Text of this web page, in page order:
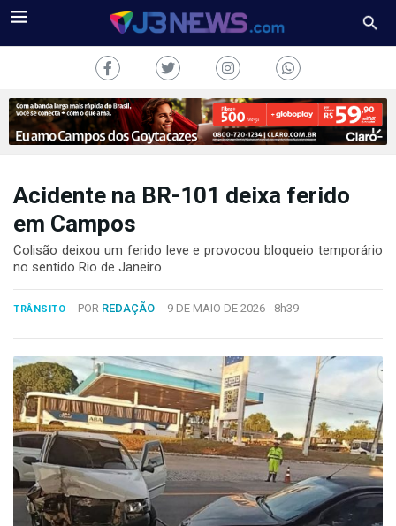
TV
CONOSCO
Copyright
2024
Desenvolvido
por
Hesea
Tecnologia
Sistemas
Acidente na BR-101 deixa ferido
em Campos
Colisão deixou um ferido leve e provocou bloqueio temporário
no sentido Rio de Janeiro
TRÂNSITO POR REDAÇÃO 9 DE MAIO DE 2026 - 8h39